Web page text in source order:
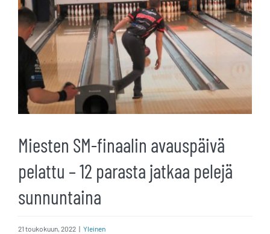
Miesten SM-finaalin avauspäivä
pelattu – 12 parasta jatkaa pelejä
sunnuntaina
21 toukokuun, 2022 | Yleinen